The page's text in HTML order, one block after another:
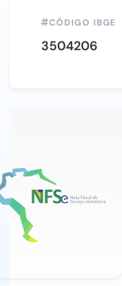
CÓDIGO IBGE
3504206